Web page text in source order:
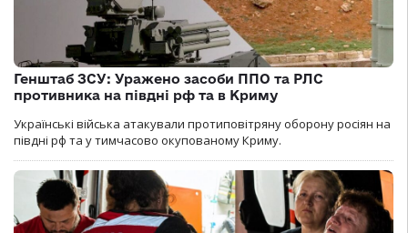
Генштаб ЗСУ: Уражено засоби ППО та РЛС
противника на півдні рф та в Криму
Українські війська атакували протиповітряну оборону росіян на
півдні рф та у тимчасово окупованому Криму.